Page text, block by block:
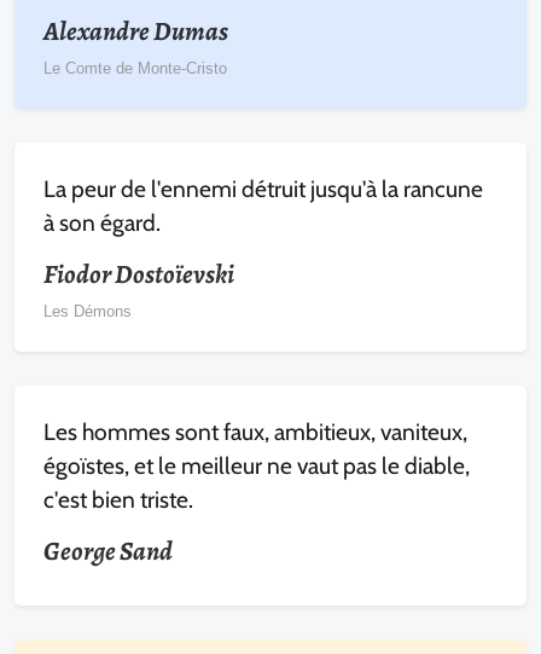
Alexandre Dumas
Le Comte de Monte-Cristo
La peur de l'ennemi détruit jusqu'à la rancune
à son égard.
Fiodor Dostoïevski
Les Démons
Les hommes sont faux, ambitieux, vaniteux,
égoïstes, et le meilleur ne vaut pas le diable,
c'est bien triste.
George Sand